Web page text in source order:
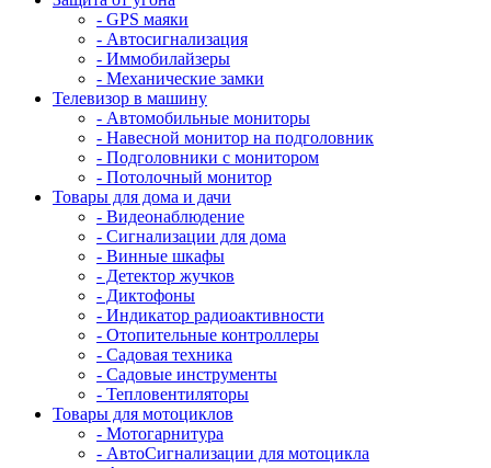
- GPS маяки
- Автосигнализация
- Иммобилайзеры
- Механические замки
Телевизор в машину
- Автомобильные мониторы
- Навесной монитор на подголовник
- Подголовники с монитором
- Потолочный монитор
Товары для дома и дачи
- Видеонаблюдение
- Сигнализации для дома
- Винные шкафы
- Детектор жучков
- Диктофоны
- Индикатор радиоактивности
- Отопительные контроллеры
- Садовая техника
- Садовые инструменты
- Тепловентиляторы
Товары для мотоциклов
- Mотогарнитура
- АвтоСигнализации для мотоцикла